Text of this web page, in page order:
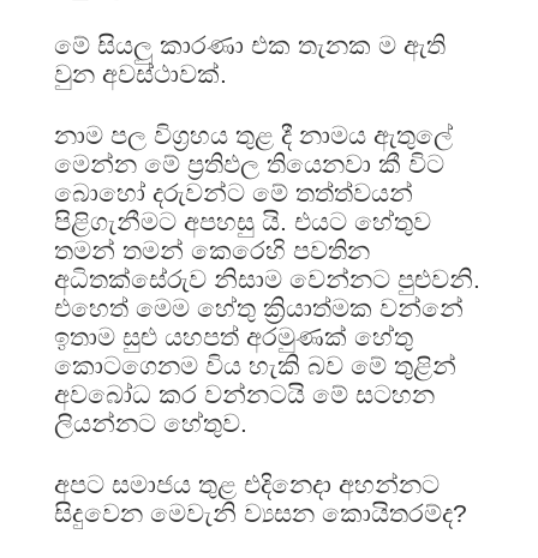
මේ සියලු කාරණා එක තැනක ම ඇති
වුන අවස්ථාවක්.
නාම පල විග්‍රහය තුළ දී නාමය ඇතුලේ
මෙන්න මේ ප්‍රතිඵල තියෙනවා කී විට
බොහෝ දරුවන්ට මේ තත්ත්වයන්
පිළිගැනීමට අපහසු යි. එයට හේතුව
තමන් තමන් කෙරෙහි පවතින
අධිතක්සේරුව නිසාම වෙන්නට පුළුවනි.
එහෙත් මෙම හේතු ක්‍රියාත්මක වන්නේ
ඉතාම සුළු යහපත් අරමුණක් හේතු
කොටගෙනම විය හැකි බව මේ තුළින්
අවබෝධ කර වන්නටයි මේ සටහන
ලියන්නට හේතුව.
අපට සමාජය තුළ එදිනෙදා අහන්නට
සිදුවෙන මෙවැනි ව්‍යසන කොයිතරම්ද?